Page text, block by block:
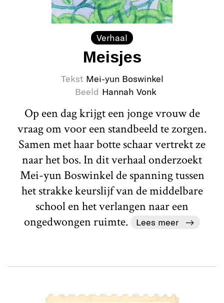
Verhaal
Meisjes
Tekst Mei-yun Boswinkel
Beeld Hannah Vonk
Op een dag krijgt een jonge vrouw de
vraag om voor een standbeeld te zorgen.
Samen met haar botte schaar vertrekt ze
naar het bos. In dit verhaal onderzoekt
Mei-yun Boswinkel de spanning tussen
het strakke keurslijf van de middelbare
school en het verlangen naar een
ongedwongen ruimte.
Lees meer